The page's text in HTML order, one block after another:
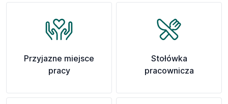
Przyjazne miejsce
pracy
Stołówka
pracownicza